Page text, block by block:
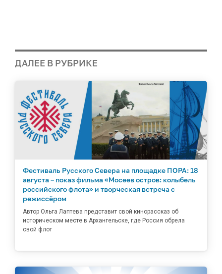
ДАЛЕЕ В РУБРИКЕ
Фестиваль Русского Севера на площадке ПОРА: 18
августа – показ фильма «Мосеев остров: колыбель
российского флота» и творческая встреча с
режиссёром
Автор Ольга Лаптева представит свой кинорассказ об
историческом месте в Архангельске, где Россия обрела
свой флот